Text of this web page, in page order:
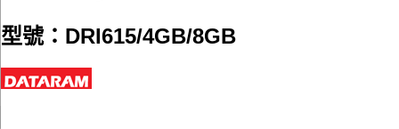
型號：DRI615/4GB/8GB